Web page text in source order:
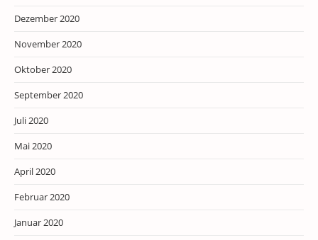
Dezember 2020
November 2020
Oktober 2020
September 2020
Juli 2020
Mai 2020
April 2020
Februar 2020
Januar 2020